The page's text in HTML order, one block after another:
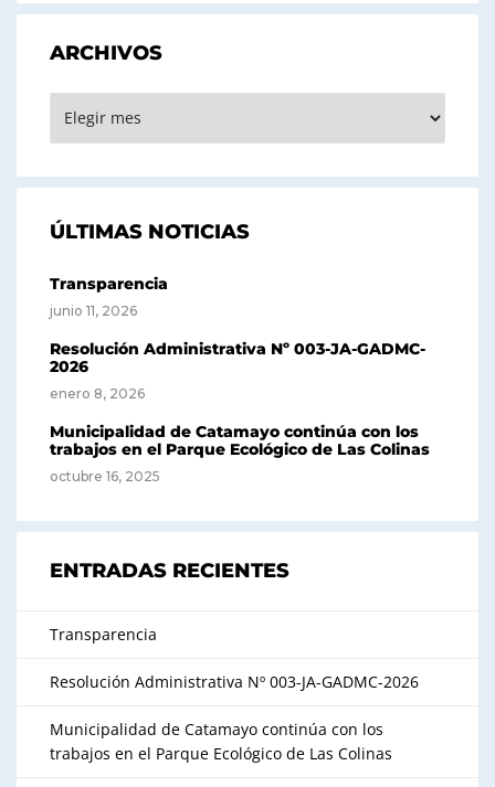
ARCHIVOS
ÚLTIMAS NOTICIAS
Transparencia
junio 11, 2026
Resolución Administrativa Nº 003-JA-GADMC-
2026
enero 8, 2026
Municipalidad de Catamayo continúa con los
trabajos en el Parque Ecológico de Las Colinas
octubre 16, 2025
ENTRADAS RECIENTES
Transparencia
Resolución Administrativa Nº 003-JA-GADMC-2026
Municipalidad de Catamayo continúa con los
trabajos en el Parque Ecológico de Las Colinas